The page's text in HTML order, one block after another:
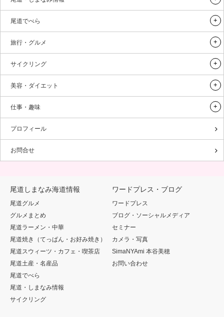
尾道でべら
旅行・グルメ
サイクリング
美容・ダイエット
仕事・趣味
プロフィール
お問合せ
尾道しまなみ海道情報
尾道グルメ
グルメまとめ
尾道ラーメン・中華
尾道焼き（てっぱん・お好み焼き）
尾道スウィーツ・カフェ・喫茶店
尾道土産・名産品
尾道でべら
尾道・しまなみ情報
サイクリング
ワードプレス・ブログ
ワードプレス
ブログ・ソーシャルメディア
セミナー
カメラ・写真
SimaNYAmi 本谷美穂
お問い合わせ